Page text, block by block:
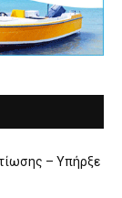
– Υπήρξε